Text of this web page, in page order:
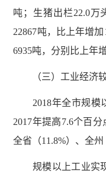
吨；生猪出栏22.0万
22867吨，比上年增
6935吨，分别比上年
（三）工业经济较
2018年全市规模以
2017年提高7.6个百
全省（11.8%）、全州
规模以上工业实现